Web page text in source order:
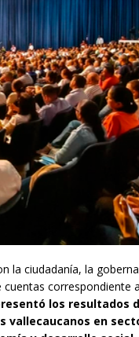
la ciudadanía, la
correspondiente
los resultados
en